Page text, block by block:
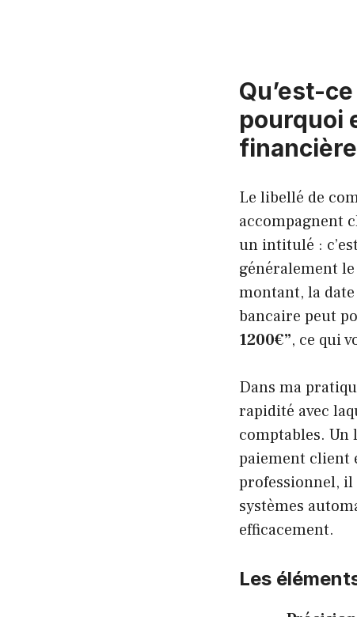
Qu’est-
pourquoi
Le libellé de
accompagnent
un intitulé :
généralement
montant, la
bancaire peut
1200€”, ce qui
Dans ma
rapidité avec
comptables.
paiement client
professionnel, il
systèmes
efficacement.
Les